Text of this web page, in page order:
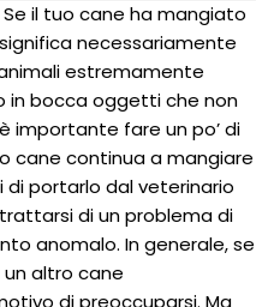
il tuo cane ha mangiato
necessariamente
estremamente
in bocca oggetti che non
importante fare un po’ di
cane continua a mangiare
di portarlo dal veterinario
di un problema di
anomalo. In generale, se
altro cane
di preoccuparsi. Ma